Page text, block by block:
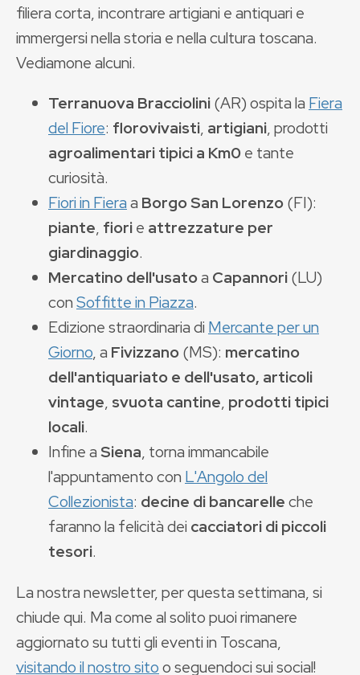
filiera corta, incontrare artigiani e antiquari e
immergersi nella storia e nella cultura toscana.
Vediamone alcuni.
Terranuova Bracciolini(AR) ospita la Fiera
del Fiore: florovivaisti, artigiani, prodotti
agroalimentari tipici a Km0e tante
curiosità.
Fiori in Fieraa Borgo San Lorenzo(FI):
piante, fiorie attrezzature per
giardinaggio.
Mercatino dell'usatoa Capannori(LU)
conSoffitte in Piazza.
Edizione straordinaria di Mercante per un
Giorno, a Fivizzano(MS): mercatino
dell'antiquariato e dell'usato, articoli
vintage, svuota cantine, prodotti tipici
locali.
Infine aSiena, torna immancabile
l'appuntamento con L'Angolo del
Collezionista: decine di bancarelleche
faranno la felicità dei cacciatori di piccoli
tesori.
La nostra newsletter, per questa settimana, si
chiude qui. Ma come al solito puoi rimanere
aggiornato su tutti gli eventi in Toscana,
visitando il nostro sitoo seguendoci sui social!